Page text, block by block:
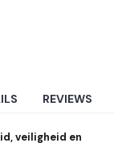
REVIEWS
veiligheid en